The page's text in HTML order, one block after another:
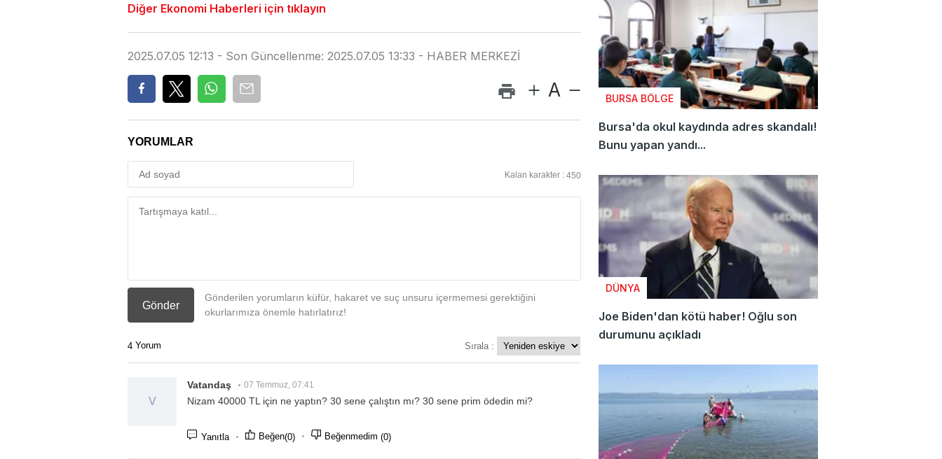
Diğer Ekonomi Haberleri için tıklayın
2025.07.05 12:13 - Son Güncellenme: 2025.07.05 13:33 - HABER MERKEZİ
A
YORUMLAR
Kalan karakter : 450
Gönder
Gönderilen yorumların küfür, hakaret ve suç unsuru içermemesi gerektiğini
okurlarımıza önemle hatırlatırız!
4 Yorum Sırala :
V
Vatandaş 07 Temmuz, 07:41
Nizam 40000 TL için ne yaptın? 30 sene çalıştın mı? 30 sene prim ödedin mi?
Yanıtla Beğen(0) Beğenmedim (0)
BURSA BÖLGE
Bursa'da okul kaydında adres skandalı!
Bunu yapan yandı...
DÜNYA
Joe Biden'dan kötü haber! Oğlu son
durumunu açıkladı